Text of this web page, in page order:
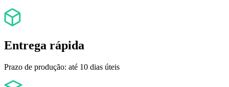
Entrega rápida
Prazo de produção: até 10 dias úteis